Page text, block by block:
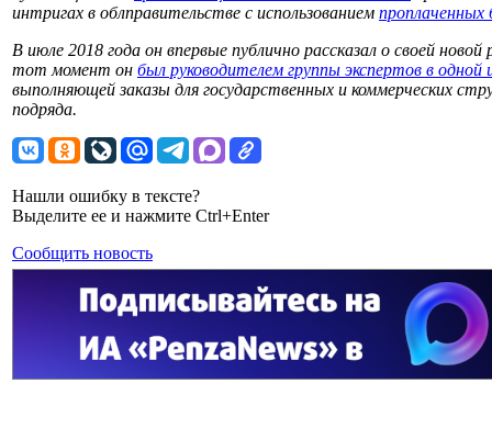
интригах в облправительстве с использованием проплаченных
В июле 2018 года он впервые публично рассказал о своей
тот момент он был руководителем группы экспертов в одной
выполняющей заказы для государственных и коммерческих
подряда.
Нашли ошибку в тексте?
Выделите ее и нажмите Ctrl+Enter
Сообщить новость